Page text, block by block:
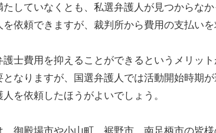
たしていなくとも、私選弁護人が見つからな
依頼できますが、裁判所から費用の支払いを
護士費用を抑えることができるというメリッ
となりますが、国選弁護人では活動開始時期
を依頼したほうがよいでしょう。
御殿場市や小山町、裾野市、南足柄市の皆